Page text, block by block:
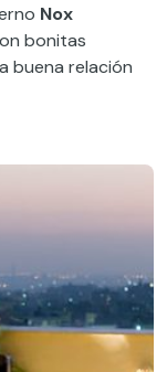
Nox
bonitas
buena relación